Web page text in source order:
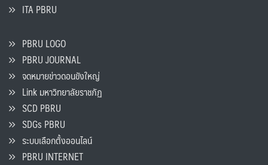
ITA PBRU
PBRU LOGO
PBRU JOURNAL
จดหมายข่าวดอนขังใหญ่
Link มหาวิทยาลัยราชภัฏ
SCD PBRU
SDGs PBRU
ระบบเลือกตั้งออนไลน์
PBRU INTERNET